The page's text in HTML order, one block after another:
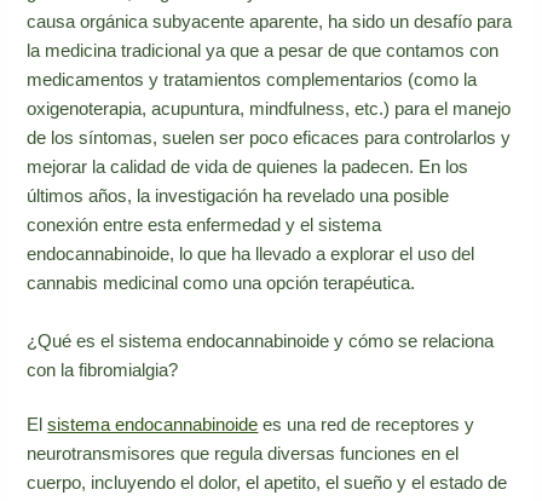
causa orgánica subyacente aparente, ha sido un desafío para
la medicina tradicional ya que a pesar de que contamos con
medicamentos y tratamientos complementarios (como la
oxigenoterapia, acupuntura, mindfulness, etc.) para el manejo
de los síntomas, suelen ser poco eficaces para controlarlos y
mejorar la calidad de vida de quienes la padecen. En los
últimos años, la investigación ha revelado una posible
conexión entre esta enfermedad y el sistema
endocannabinoide, lo que ha llevado a explorar el uso del
cannabis medicinal como una opción terapéutica.
¿Qué es el sistema endocannabinoide y cómo se relaciona
con la fibromialgia?
Elsistema endocannabinoide es una red de receptores y
neurotransmisores que regula diversas funciones en el
cuerpo, incluyendo el dolor, el apetito, el sueño y el estado de